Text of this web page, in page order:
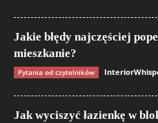
Jakie błędy najczęściej
mieszkanie?
Pytania od czytelników
Jak wyciszyć łazienkę w